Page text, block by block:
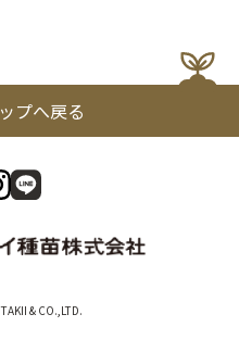
プへ戻る
& CO.,LTD.